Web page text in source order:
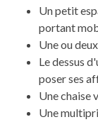
Un petit
portant
Une ou
Le dessus
poser ses
Une chaise
Une